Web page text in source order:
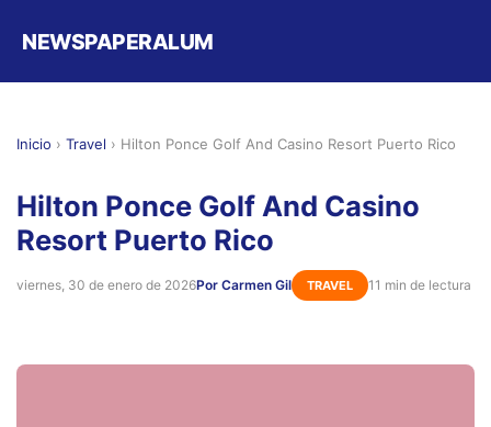
NEWSPAPERALUM
Inicio › Travel › Hilton Ponce Golf And Casino Resort Puerto Rico
Hilton Ponce Golf And Casino
Resort Puerto Rico
viernes, 30 de enero de 2026Por Carmen Gil TRAVEL 11 min de lectura